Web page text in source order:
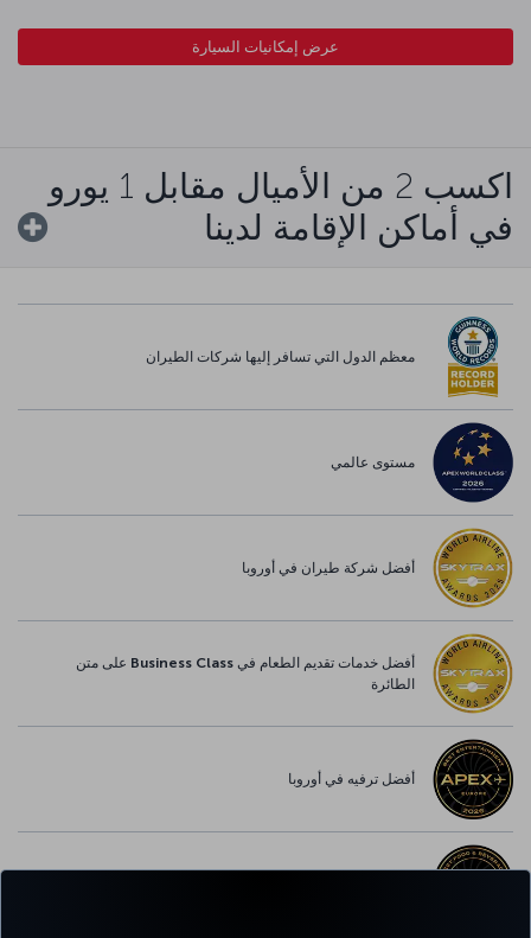
عرض إمكانيات السيارة
اكسب 2 من الأميال مقابل 1 يورو
في أماكن الإقامة لدينا
معظم الدول التي تسافر إليها شركات الطيران
مستوى عالمي
أفضل شركة طيران في أوروبا
أفضل خدمات تقديم الطعام في Business Class على متن
الطائرة
أفضل ترفيه في أوروبا